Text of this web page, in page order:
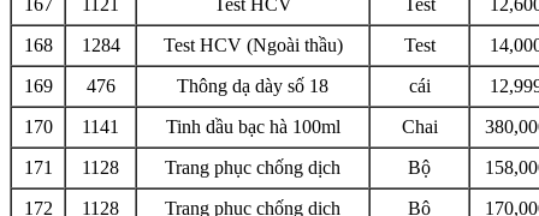
167 1121 Test HCV Test
168
1284 Test HCV (Ngoài thầu) Test
169
476 Thông dạ dày số 18 cái
170
1141 Tinh dầu bạc hà 100ml Chai
171
1128 Trang phục chống dịch Bộ
172
1128 Trang phục chống dịch Bộ